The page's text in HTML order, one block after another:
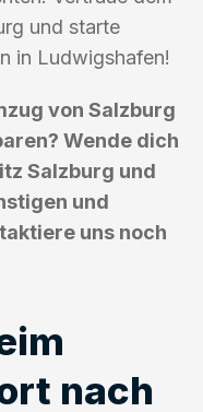
und starte
in Ludwigshafen!
von Salzburg
Wende dich
Salzburg und
und
uns noch
nach